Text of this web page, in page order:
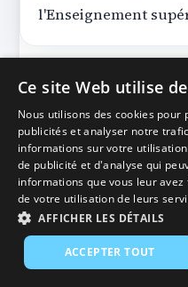
l'Enseignement
SupZen— Ton copilote
Explorer les
Documentation
Qui
CGU
Mentions
© 2026 SupZen.
Ce site Web utilise
Nous utilisons des cookies
publicités et analyser notre
informations sur votre
de publicité et d'analyse qui
informations que vous leur
de votre utilisation de leurs
AFFICHER LES DÉTAILS
ACCEPTER TOUT